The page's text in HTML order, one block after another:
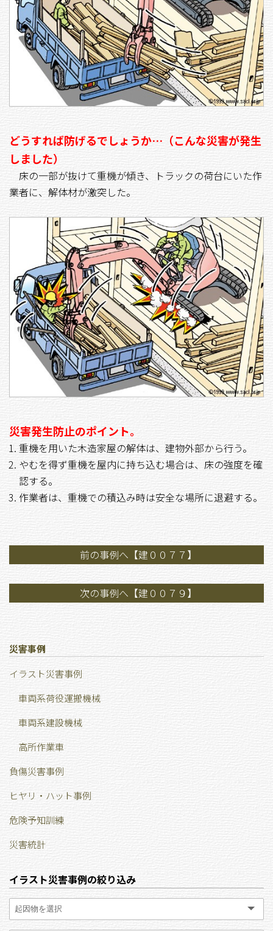
どうすれば防げるでしょうか…（こんな災害が発生
しました）
床の一部が抜けて重機が傾き、トラックの荷台にいた作
業者に、解体材が激突した。
災害発生防止のポイント。
重機を用いた木造家屋の解体は、建物外部から行う。
やむを得ず重機を屋内に持ち込む場合は、床の強度を確
認する。
作業者は、重機での積込み時は安全な場所に退避する。
前の事例へ【建００７７】
次の事例へ【建００７９】
災害事例
イラスト災害事例
車両系荷役運搬機械
車両系建設機械
高所作業車
負傷災害事例
ヒヤリ・ハット事例
危険予知訓練
災害統計
イラスト災害事例の絞り込み